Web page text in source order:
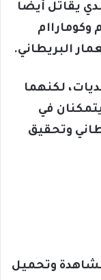
يقاتل أيضًا
وكوماراام
البريطاني.
لكنهما
في
وتحقيق
وتحميل